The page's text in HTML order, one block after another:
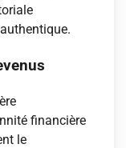
financière
le